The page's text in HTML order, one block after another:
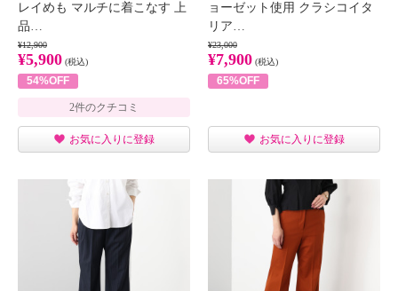
レイめも マルチに着こなす 上
品…
¥12,900
¥5,900 (税込)
54%OFF
2件のクチコミ
お気に入りに登録
ョーゼット使用 クラシコイタ
リア…
¥23,000
¥7,900 (税込)
65%OFF
お気に入りに登録